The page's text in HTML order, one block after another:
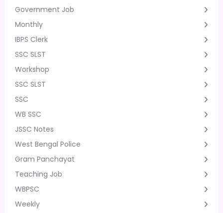
Government Job
Monthly
IBPS Clerk
SSC SLST
Workshop
SSC SLST
SSC
WB SSC
JSSC Notes
West Bengal Police
Gram Panchayat
Teaching Job
WBPSC
Weekly